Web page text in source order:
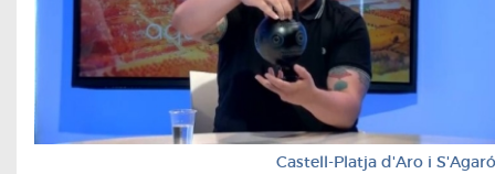
Castell-Platja d'Aro i S'Agaró